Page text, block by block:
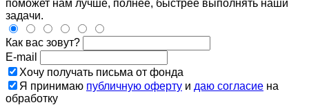
поможет нам лучше, полнее, быстрее выполнять наши
задачи.
Как вас зовут?
E-mail
Хочу получать письма от фонда
Я принимаю публичную оферту и даю согласие на
обработку